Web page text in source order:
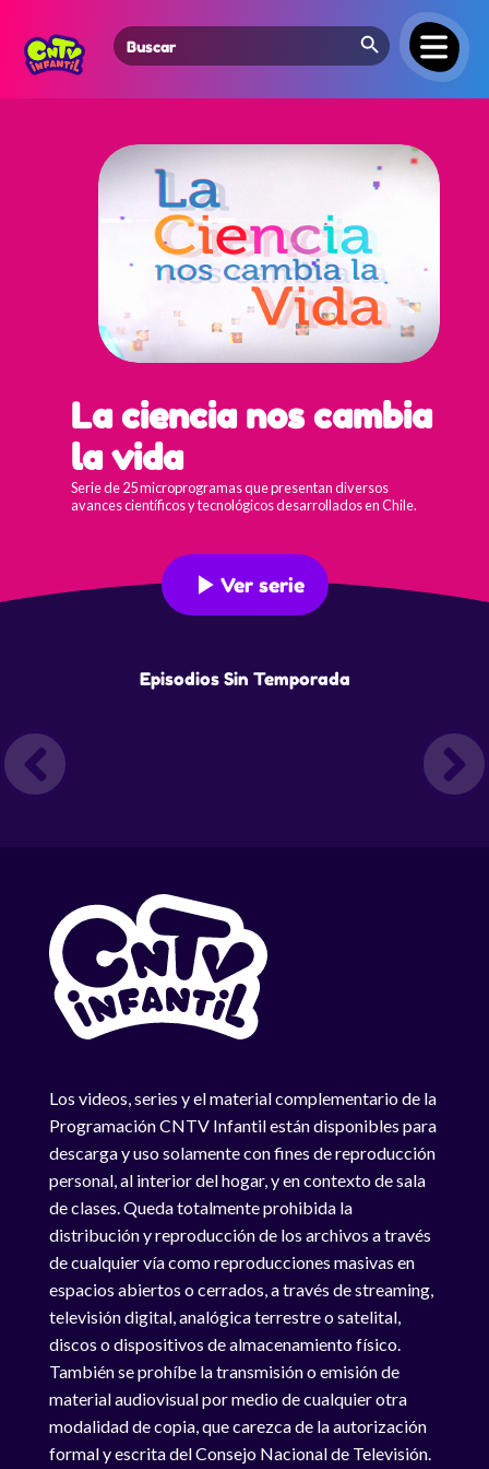
Search
for:
Search Button
La ciencia nos cambia
la vida
Serie de 25 microprogramas que presentan diversos
avances científicos y tecnológicos desarrollados en Chile.
Ver serie
Episodios Sin Temporada
Los videos, series y el material complementario de la
Programación CNTV Infantil están disponibles para
descarga y uso solamente con fines de reproducción
personal, al interior del hogar, y en contexto de sala
de clases. Queda totalmente prohibida la
distribución y reproducción de los archivos a través
de cualquier vía como reproducciones masivas en
espacios abiertos o cerrados, a través de streaming,
televisión digital, analógica terrestre o satelital,
discos o dispositivos de almacenamiento físico.
También se prohíbe la transmisión o emisión de
material audiovisual por medio de cualquier otra
modalidad de copia, que carezca de la autorización
formal y escrita del Consejo Nacional de Televisión.